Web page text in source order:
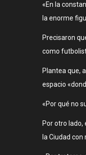
«En la
la enorme
Precisaron
como
Plantea que,
espacio
«Por qué no
Por otro lado,
la Ciudad